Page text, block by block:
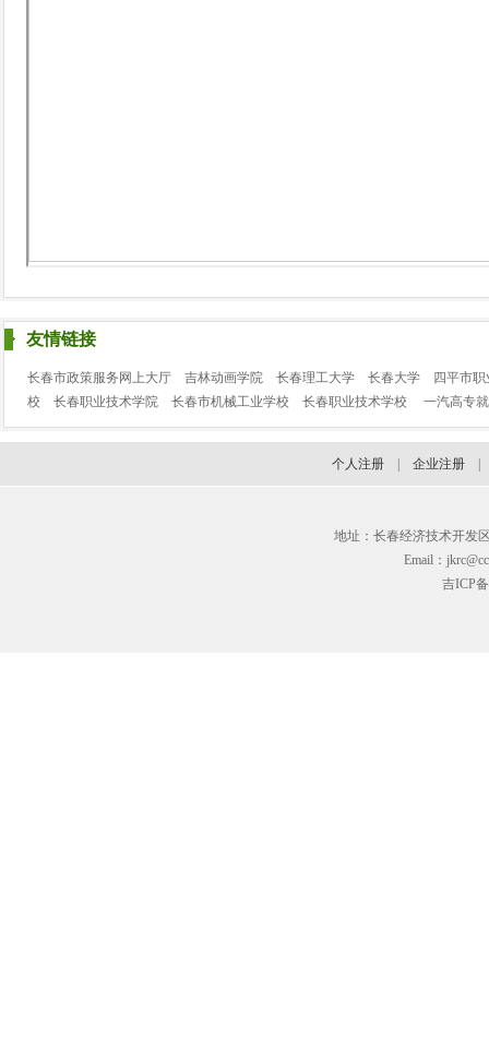
友情链接
长春市政策服务网上大厅 吉林动画学院 长春理工大学 长春大学
四平市
校
长春职业技术学院 长春市机械工业学校 长春职业技术学校 一汽高专
个人注册 企业注册
地址：长春经济技术开发
Email：
吉ICP